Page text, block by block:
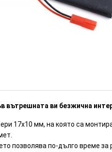
диода (Номер: I20)
вътрешната ви безжична
17х10 мм, на която са
позволява по-дълго време за